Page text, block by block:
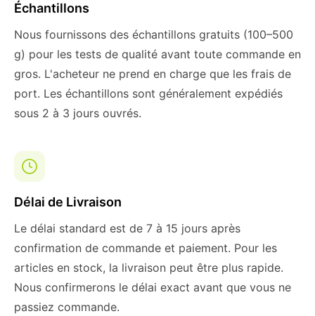
Échantillons
Nous fournissons des échantillons gratuits (100–500
g) pour les tests de qualité avant toute commande en
gros. L'acheteur ne prend en charge que les frais de
port. Les échantillons sont généralement expédiés
sous 2 à 3 jours ouvrés.
Délai de Livraison
Le délai standard est de 7 à 15 jours après
confirmation de commande et paiement. Pour les
articles en stock, la livraison peut être plus rapide.
Nous confirmerons le délai exact avant que vous ne
passiez commande.